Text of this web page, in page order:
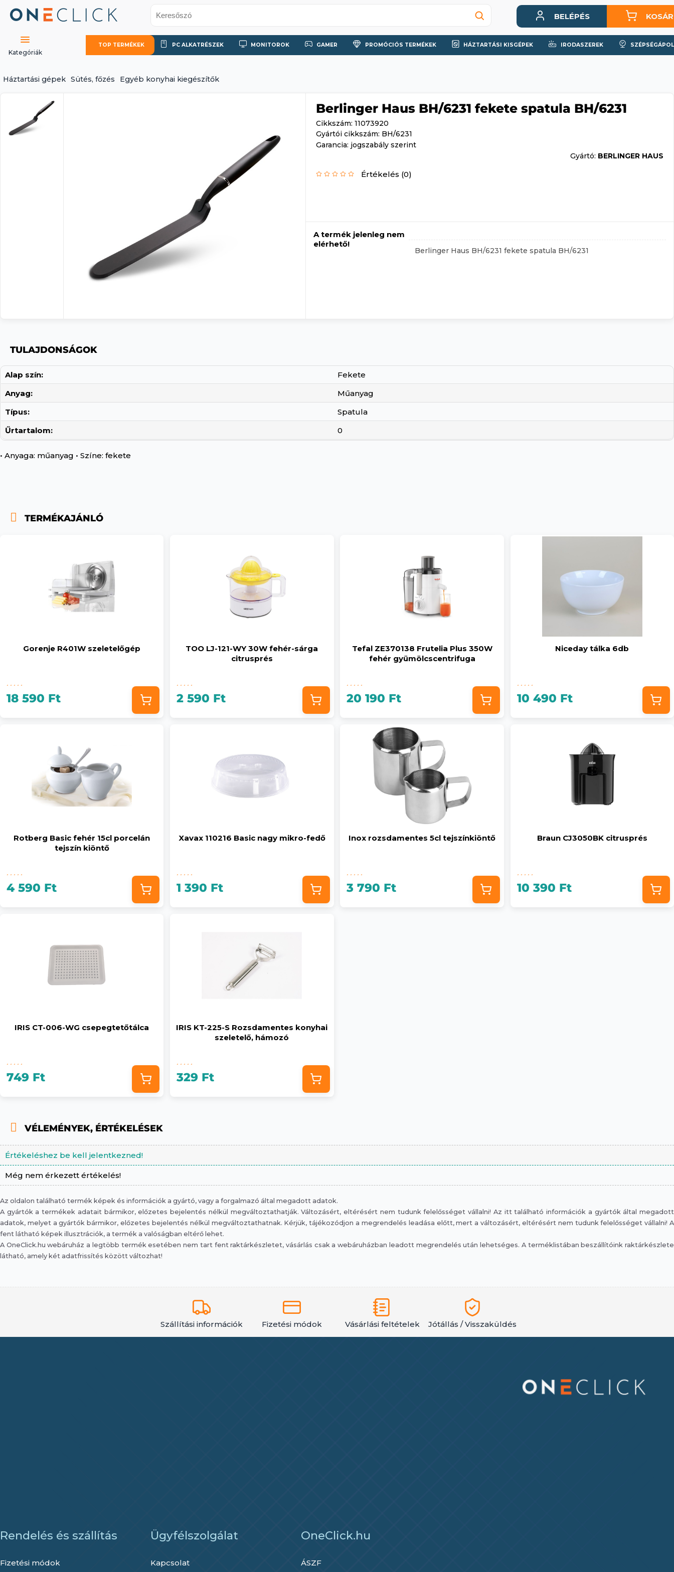
BELÉPÉS KOSÁR
Kategóriák
TOP TERMÉKEK PC ALKATRÉSZEK MONITOROK GAMER PROMÓCIÓS TERMÉKEK HÁZTARTÁSI KISGÉPEK IRODASZEREK
Háztartási gépek Sütés, főzés Egyéb konyhai kiegészítők
Berlinger Haus BH/6231 fekete spatula BH/6231
Cikkszám: 11073920
Gyártói cikkszám: BH/6231
Garancia: jogszabály szerint
Gyártó: BERLINGER HAUS
Értékelés (0)
A termék jelenleg nem
elérhető!
Berlinger Haus BH/6231 fekete spatula BH/6231
TULAJDONSÁGOK
Alap szín:
Fekete
Anyag:
Műanyag
Típus:
Spatula
Űrtartalom:
0
• Anyaga: műanyag • Színe: fekete
TERMÉKAJÁNLÓ
Gorenje R401W szeletelőgép
18 590 Ft
TOO LJ-121-WY 30W fehér-sárga
citrusprés
2 590 Ft
Tefal ZE370138 Frutelia Plus 350W
fehér gyümölcscentrifuga
20 190 Ft
Niceday tálka 6db
10 490 Ft
Rotberg Basic fehér 15cl porcelán
tejszín kiöntő
4 590 Ft
Xavax 110216 Basic nagy mikro-fedő
1 390 Ft
Inox rozsdamentes 5cl tejszínkiöntő
3 790 Ft
Braun CJ3050BK citrusprés
10 390 Ft
IRIS CT-006-WG csepegtetőtálca
749 Ft
IRIS KT-225-S Rozsdamentes konyhai
szeletelő, hámozó
329 Ft
VÉLEMÉNYEK, ÉRTÉKELÉSEK
Értékeléshez be kell jelentkezned!
Még nem érkezett értékelés!
Az oldalon található termék képek és információk a gyártó, vagy a forgalmazó által megadott adatok.
A gyártók a termékek adatait bármikor, előzetes bejelentés nélkül megváltoztathatják. Változásért, eltérésért nem tudunk felelősséget vállalni! Az itt található információk a gyártók által megadott
adatok, melyet a gyártók bármikor, előzetes bejelentés nélkül megváltoztathatnak. Kérjük, tájékozódjon a megrendelés leadása előtt, mert a változásért, eltérésért nem tudunk felelősséget vállalni! A
fent látható képek illusztrációk, a termék a valóságban eltérő lehet.
A OneClick.hu webáruház a legtöbb termék esetében nem tart fent raktárkészletet, vásárlás csak a webáruházban leadott megrendelés után lehetséges. A terméklistában beszállítóink raktárkészlete
látható, amely két adatfrissítés között változhat!
Szállítási információk Fizetési módok Vásárlási feltételek Jótállás / Visszaküldés
Rendelés és szállítás
Fizetési módok
Ügyfélszolgálat
Kapcsolat
OneClick.hu
ÁSZF